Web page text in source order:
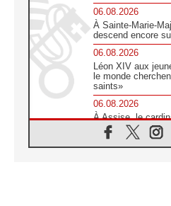
06.08.2026
À Sainte-Marie-
descend encore
06.08.2026
Léon XIV aux
le monde
saints»
06.08.2026
À Assise, le
«les chrétiens
06.08.2026